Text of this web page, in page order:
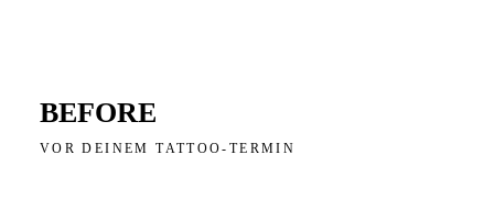
BEFORE
VOR DEINEM TATTOO-TERMIN